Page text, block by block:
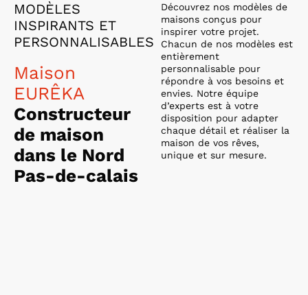
MODÈLES
INSPIRANTS ET
PERSONNALISABLES
Maison
EURÊKA
Constructeur
de maison
dans le Nord
Pas-de-calais
Découvrez nos modèles de
maisons conçus pour
inspirer votre projet.
Chacun de nos modèles est
entièrement
personnalisable pour
répondre à vos besoins et
envies. Notre équipe
d’experts est à votre
disposition pour adapter
chaque détail et réaliser la
maison de vos rêves,
unique et sur mesure.